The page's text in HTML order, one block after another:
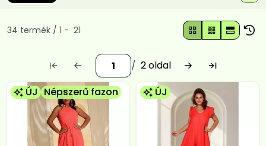
Összes termék a kategóriában
34 termék 1 21
2
ÚJ Népszerű fazon ÚJ